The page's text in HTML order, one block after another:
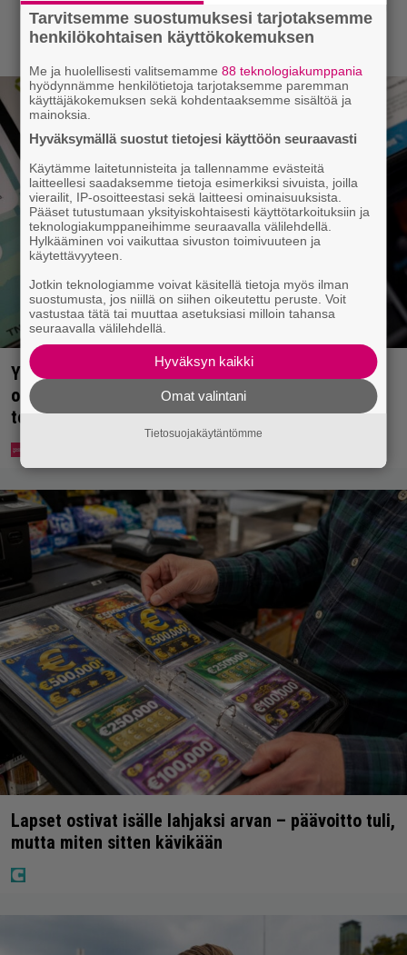
Yle: Uuden lain myötä työnhakijan täytyy kertoa
osaamisestaan julkisesti netissä – yrittäjät
toivovat rangaistusta laiminlyönnistä
Lapset ostivat isälle lahjaksi arvan – päävoitto tuli,
mutta miten sitten kävikään
Tarvitsemme suostumuksesi tarjotaksemme
henkilökohtaisen käyttökokemuksen
Me ja huolellisesti valitsemamme88 teknologiakumppania
hyödynnämme henkilötietoja tarjotaksemme paremman
käyttäjäkokemuksen sekä kohdentaaksemme sisältöä ja
mainoksia.
Hyväksymällä suostut tietojesi käyttöön seuraavasti
Käytämme laitetunnisteita ja tallennamme evästeitä
laitteellesi saadaksemme tietoja esimerkiksi sivuista, joilla
vierailit, IP-osoitteestasi sekä laitteesi ominaisuuksista.
Pääset tutustumaan yksityiskohtaisesti käyttötarkoituksiin ja
teknologiakumppaneihimme seuraavalla välilehdellä.
Hylkääminen voi vaikuttaa sivuston toimivuuteen ja
käytettävyyteen.
Jotkin teknologiamme voivat käsitellä tietoja myös ilman
suostumusta, jos niillä on siihen oikeutettu peruste. Voit
vastustaa tätä tai muuttaa asetuksiasi milloin tahansa
seuraavalla välilehdellä.
Hyväksyn kaikki
Omat valintani
Tietosuojakäytäntömme